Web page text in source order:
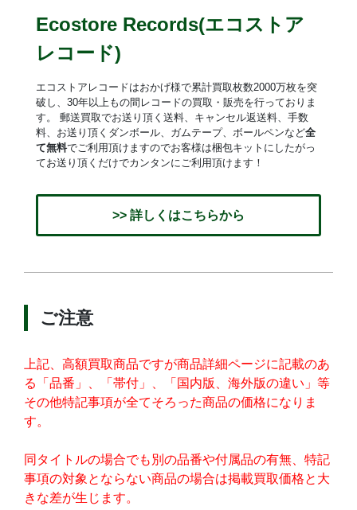
Ecostore Records(エコストア
レコード)
エコストアレコードはおかげ様で累計買取枚数2000万枚を突
破し、30年以上もの間レコードの買取・販売を行っておりま
す。 郵送買取でお送り頂く送料、キャンセル返送料、手数
料、お送り頂くダンボール、ガムテープ、ボールペンなど全
て無料でご利用頂けますのでお客様は梱包キットにしたがっ
てお送り頂くだけでカンタンにご利用頂けます！
>> 詳しくはこちらから
ご注意
上記、高額買取商品ですが商品詳細ページに記載のあ
る「品番」、「帯付」、「国内版、海外版の違い」等
その他特記事項が全てそろった商品の価格になりま
す。
同タイトルの場合でも別の品番や付属品の有無、特記
事項の対象とならない商品の場合は掲載買取価格と大
きな差が生じます。